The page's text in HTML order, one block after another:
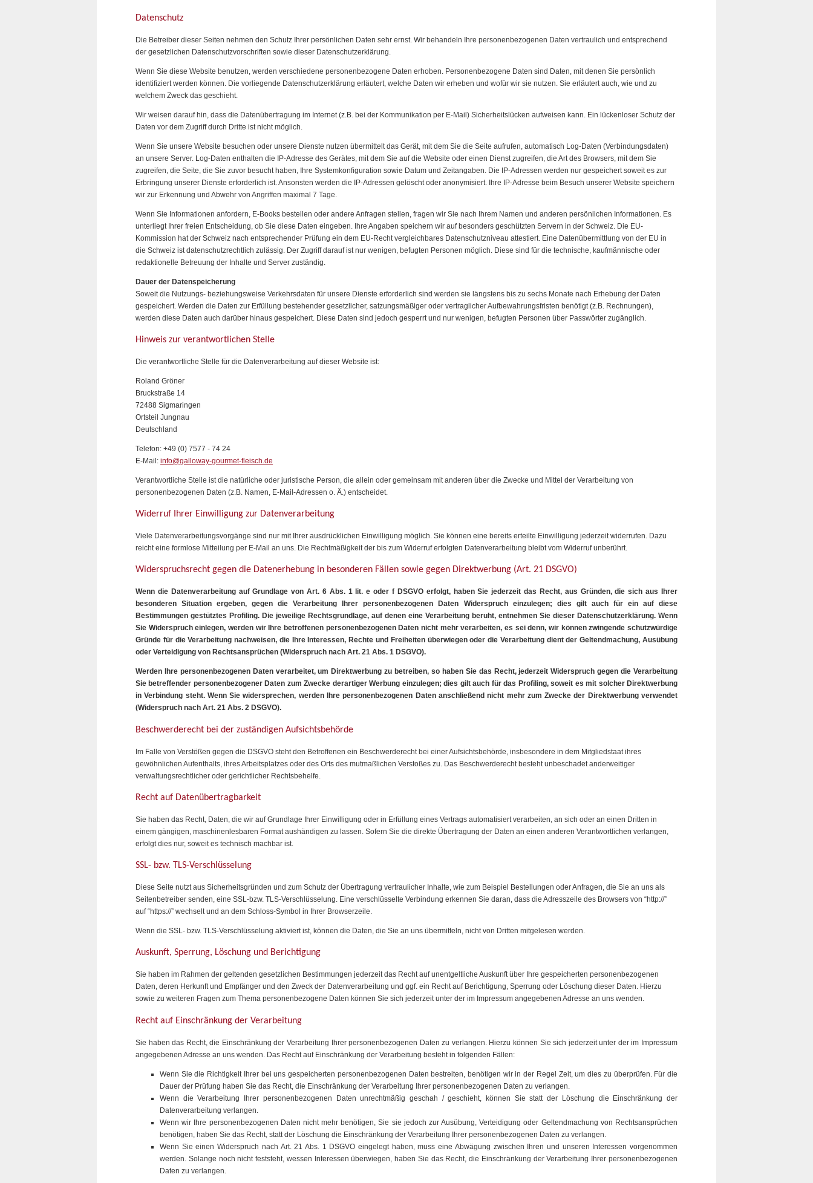
Datenschutz
Die Betreiber dieser Seiten nehmen den Schutz Ihrer persönlichen Daten sehr ernst. Wir behandeln Ihre personenbezogenen Daten vertraulich und entsprechend
der gesetzlichen Datenschutzvorschriften sowie dieser Datenschutzerklärung.
Wenn Sie diese Website benutzen, werden verschiedene personenbezogene Daten erhoben. Personenbezogene Daten sind Daten, mit denen Sie persönlich
identifiziert werden können. Die vorliegende Datenschutzerklärung erläutert, welche Daten wir erheben und wofür wir sie nutzen. Sie erläutert auch, wie und zu
welchem Zweck das geschieht.
Wir weisen darauf hin, dass die Datenübertragung im Internet (z.B. bei der Kommunikation per E-Mail) Sicherheitslücken aufweisen kann. Ein lückenloser Schutz der
Daten vor dem Zugriff durch Dritte ist nicht möglich.
Wenn Sie unsere Website besuchen oder unsere Dienste nutzen übermittelt das Gerät, mit dem Sie die Seite aufrufen, automatisch Log-Daten (Verbindungsdaten)
an unsere Server. Log-Daten enthalten die IP-Adresse des Gerätes, mit dem Sie auf die Website oder einen Dienst zugreifen, die Art des Browsers, mit dem Sie
zugreifen, die Seite, die Sie zuvor besucht haben, Ihre Systemkonfiguration sowie Datum und Zeitangaben. Die IP-Adressen werden nur gespeichert soweit es zur
Erbringung unserer Dienste erforderlich ist. Ansonsten werden die IP-Adressen gelöscht oder anonymisiert. Ihre IP-Adresse beim Besuch unserer Website speichern
wir zur Erkennung und Abwehr von Angriffen maximal 7 Tage.
Wenn Sie Informationen anfordern, E-Books bestellen oder andere Anfragen stellen, fragen wir Sie nach Ihrem Namen und anderen persönlichen Informationen. Es
unterliegt Ihrer freien Entscheidung, ob Sie diese Daten eingeben. Ihre Angaben speichern wir auf besonders geschützten Servern in der Schweiz. Die EU-
Kommission hat der Schweiz nach entsprechender Prüfung ein dem EU-Recht vergleichbares Datenschutzniveau attestiert. Eine Datenübermittlung von der EU in
die Schweiz ist datenschutzrechtlich zulässig. Der Zugriff darauf ist nur wenigen, befugten Personen möglich. Diese sind für die technische, kaufmännische oder
redaktionelle Betreuung der Inhalte und Server zuständig.
Dauer der Datenspeicherung
Soweit die Nutzungs- beziehungsweise Verkehrsdaten für unsere Dienste erforderlich sind werden sie längstens bis zu sechs Monate nach Erhebung der Daten
gespeichert. Werden die Daten zur Erfüllung bestehender gesetzlicher, satzungsmäßiger oder vertraglicher Aufbewahrungsfristen benötigt (z.B. Rechnungen),
werden diese Daten auch darüber hinaus gespeichert. Diese Daten sind jedoch gesperrt und nur wenigen, befugten Personen über Passwörter zugänglich.
Hinweis zur verantwortlichen Stelle
Die verantwortliche Stelle für die Datenverarbeitung auf dieser Website ist:
Roland Gröner
Bruckstraße 14
72488 Sigmaringen
Ortsteil Jungnau
Deutschland
Telefon: +49 (0) 7577 - 74 24
E-Mail: info@galloway-gourmet-fleisch.de
Verantwortliche Stelle ist die natürliche oder juristische Person, die allein oder gemeinsam mit anderen über die Zwecke und Mittel der Verarbeitung von
personenbezogenen Daten (z.B. Namen, E-Mail-Adressen o. Ä.) entscheidet.
Widerruf Ihrer Einwilligung zur Datenverarbeitung
Viele Datenverarbeitungsvorgänge sind nur mit Ihrer ausdrücklichen Einwilligung möglich. Sie können eine bereits erteilte Einwilligung jederzeit widerrufen. Dazu
reicht eine formlose Mitteilung per E-Mail an uns. Die Rechtmäßigkeit der bis zum Widerruf erfolgten Datenverarbeitung bleibt vom Widerruf unberührt.
Widerspruchsrecht gegen die Datenerhebung in besonderen Fällen sowie gegen Direktwerbung (Art. 21 DSGVO)
Wenn die Datenverarbeitung auf Grundlage von Art. 6 Abs. 1 lit. e oder f DSGVO erfolgt, haben Sie jederzeit das Recht, aus Gründen, die sich aus Ihrer
besonderen Situation ergeben, gegen die Verarbeitung Ihrer personenbezogenen Daten Widerspruch einzulegen; dies gilt auch für ein auf diese
Bestimmungen gestütztes Profiling. Die jeweilige Rechtsgrundlage, auf denen eine Verarbeitung beruht, entnehmen Sie dieser Datenschutzerklärung. Wenn
Sie Widerspruch einlegen, werden wir Ihre betroffenen personenbezogenen Daten nicht mehr verarbeiten, es sei denn, wir können zwingende schutzwürdige
Gründe für die Verarbeitung nachweisen, die Ihre Interessen, Rechte und Freiheiten überwiegen oder die Verarbeitung dient der Geltendmachung, Ausübung
oder Verteidigung von Rechtsansprüchen (Widerspruch nach Art. 21 Abs. 1 DSGVO).
Werden Ihre personenbezogenen Daten verarbeitet, um Direktwerbung zu betreiben, so haben Sie das Recht, jederzeit Widerspruch gegen die Verarbeitung
Sie betreffender personenbezogener Daten zum Zwecke derartiger Werbung einzulegen; dies gilt auch für das Profiling, soweit es mit solcher Direktwerbung
in Verbindung steht. Wenn Sie widersprechen, werden Ihre personenbezogenen Daten anschließend nicht mehr zum Zwecke der Direktwerbung verwendet
(Widerspruch nach Art. 21 Abs. 2 DSGVO).
Beschwerderecht bei der zuständigen Aufsichtsbehörde
Im Falle von Verstößen gegen die DSGVO steht den Betroffenen ein Beschwerderecht bei einer Aufsichtsbehörde, insbesondere in dem Mitgliedstaat ihres
gewöhnlichen Aufenthalts, ihres Arbeitsplatzes oder des Orts des mutmaßlichen Verstoßes zu. Das Beschwerderecht besteht unbeschadet anderweitiger
verwaltungsrechtlicher oder gerichtlicher Rechtsbehelfe.
Recht auf Datenübertragbarkeit
Sie haben das Recht, Daten, die wir auf Grundlage Ihrer Einwilligung oder in Erfüllung eines Vertrags automatisiert verarbeiten, an sich oder an einen Dritten in
einem gängigen, maschinenlesbaren Format aushändigen zu lassen. Sofern Sie die direkte Übertragung der Daten an einen anderen Verantwortlichen verlangen,
erfolgt dies nur, soweit es technisch machbar ist.
SSL- bzw. TLS-Verschlüsselung
Diese Seite nutzt aus Sicherheitsgründen und zum Schutz der Übertragung vertraulicher Inhalte, wie zum Beispiel Bestellungen oder Anfragen, die Sie an uns als
Seitenbetreiber senden, eine SSL-bzw. TLS-Verschlüsselung. Eine verschlüsselte Verbindung erkennen Sie daran, dass die Adresszeile des Browsers von “http://”
auf “https://” wechselt und an dem Schloss-Symbol in Ihrer Browserzeile.
Wenn die SSL- bzw. TLS-Verschlüsselung aktiviert ist, können die Daten, die Sie an uns übermitteln, nicht von Dritten mitgelesen werden.
Auskunft, Sperrung, Löschung und Berichtigung
Sie haben im Rahmen der geltenden gesetzlichen Bestimmungen jederzeit das Recht auf unentgeltliche Auskunft über Ihre gespeicherten personenbezogenen
Daten, deren Herkunft und Empfänger und den Zweck der Datenverarbeitung und ggf. ein Recht auf Berichtigung, Sperrung oder Löschung dieser Daten. Hierzu
sowie zu weiteren Fragen zum Thema personenbezogene Daten können Sie sich jederzeit unter der im Impressum angegebenen Adresse an uns wenden.
Recht auf Einschränkung der Verarbeitung
Sie haben das Recht, die Einschränkung der Verarbeitung Ihrer personenbezogenen Daten zu verlangen. Hierzu können Sie sich jederzeit unter der im Impressum
angegebenen Adresse an uns wenden. Das Recht auf Einschränkung der Verarbeitung besteht in folgenden Fällen:
Wenn Sie die Richtigkeit Ihrer bei uns gespeicherten personenbezogenen Daten bestreiten, benötigen wir in der Regel Zeit, um dies zu überprüfen. Für die
Dauer der Prüfung haben Sie das Recht, die Einschränkung der Verarbeitung Ihrer personenbezogenen Daten zu verlangen.
Wenn die Verarbeitung Ihrer personenbezogenen Daten unrechtmäßig geschah / geschieht, können Sie statt der Löschung die Einschränkung der
Datenverarbeitung verlangen.
Wenn wir Ihre personenbezogenen Daten nicht mehr benötigen, Sie sie jedoch zur Ausübung, Verteidigung oder Geltendmachung von Rechtsansprüchen
benötigen, haben Sie das Recht, statt der Löschung die Einschränkung der Verarbeitung Ihrer personenbezogenen Daten zu verlangen.
Wenn Sie einen Widerspruch nach Art. 21 Abs. 1 DSGVO eingelegt haben, muss eine Abwägung zwischen Ihren und unseren Interessen vorgenommen
werden. Solange noch nicht feststeht, wessen Interessen überwiegen, haben Sie das Recht, die Einschränkung der Verarbeitung Ihrer personenbezogenen
Daten zu verlangen.